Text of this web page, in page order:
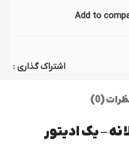
Add to
اشتراک گذاری :
(0)
– یک ادیتور